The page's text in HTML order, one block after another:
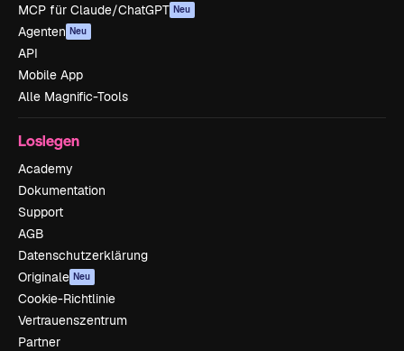
MCP für Claude/ChatGPT Neu
Agenten Neu
API
Mobile App
Alle Magnific-Tools
Loslegen
Academy
Dokumentation
Support
AGB
Datenschutzerklärung
Originale Neu
Cookie-Richtlinie
Vertrauenszentrum
Partner